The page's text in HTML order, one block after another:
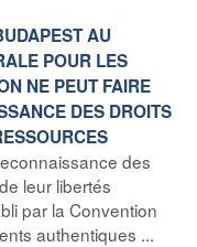
AU
POUR LES
NE PEUT FAIRE
DES DROITS
des
leur libertés
par la Convention
authentiques ...